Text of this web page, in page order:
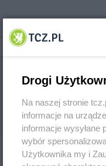
Drogi
Na naszej stronie
informacje na
informacje wysyłane
wybór
Użytkownika my i